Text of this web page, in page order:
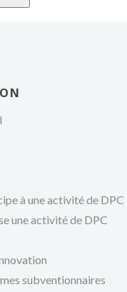
à une activité de DPC
une activité de DPC
subventionnaires